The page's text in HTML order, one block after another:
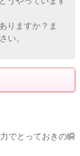
りますか？ま
い。
でとっておきの瞬